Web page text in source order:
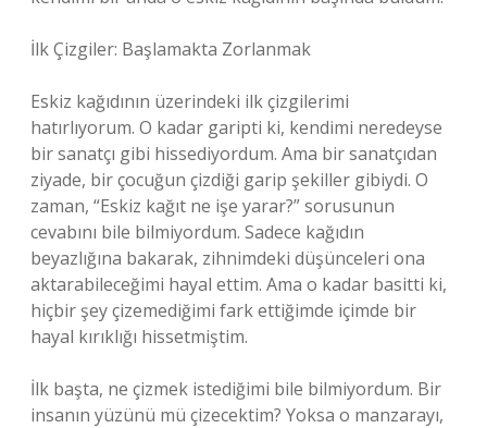
İlk Çizgiler: Başlamakta Zorlanmak
Eskiz kağıdının üzerindeki ilk çizgilerimi
hatırlıyorum. O kadar garipti ki, kendimi neredeyse
bir sanatçı gibi hissediyordum. Ama bir sanatçıdan
ziyade, bir çocuğun çizdiği garip şekiller gibiydi. O
zaman, “Eskiz kağıt ne işe yarar?” sorusunun
cevabını bile bilmiyordum. Sadece kağıdın
beyazlığına bakarak, zihnimdeki düşünceleri ona
aktarabileceğimi hayal ettim. Ama o kadar basitti ki,
hiçbir şey çizemediğimi fark ettiğimde içimde bir
hayal kırıklığı hissetmiştim.
İlk başta, ne çizmek istediğimi bile bilmiyordum. Bir
insanın yüzünü mü çizecektim? Yoksa o manzarayı,